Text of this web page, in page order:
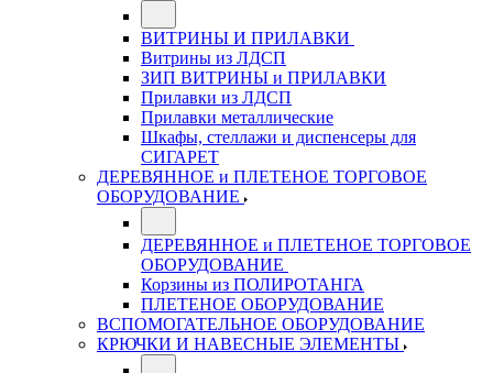
ВИТРИНЫ И ПРИЛАВКИ
Витрины из ЛДСП
ЗИП ВИТРИНЫ и ПРИЛАВКИ
Прилавки из ЛДСП
Прилавки металлические
Шкафы, стеллажи и диспенсеры для
СИГАРЕТ
ДЕРЕВЯННОЕ и ПЛЕТЕНОЕ ТОРГОВОЕ
ОБОРУДОВАНИЕ
ДЕРЕВЯННОЕ и ПЛЕТЕНОЕ ТОРГОВОЕ
ОБОРУДОВАНИЕ
Корзины из ПОЛИРОТАНГА
ПЛЕТЕНОЕ ОБОРУДОВАНИЕ
ВСПОМОГАТЕЛЬНОЕ ОБОРУДОВАНИЕ
КРЮЧКИ И НАВЕСНЫЕ ЭЛЕМЕНТЫ